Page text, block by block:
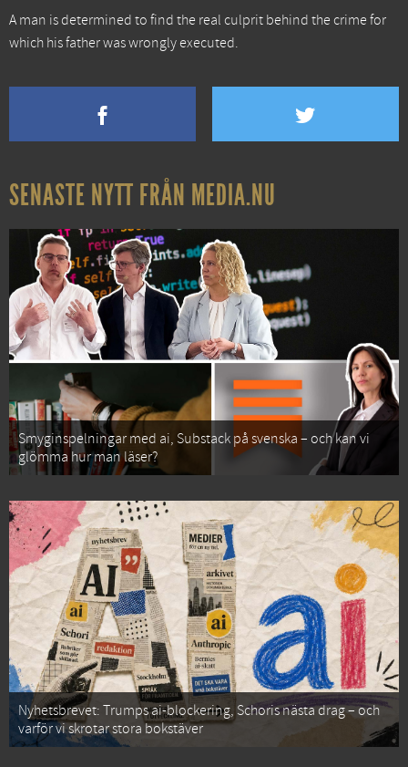
A man is determined to find the real culprit behind the crime for
which his father was wrongly executed.
SENASTE NYTT FRÅN MEDIA.NU
Smyginspelningar med ai, Substack på svenska – och kan vi
glömma hur man läser?
Nyhetsbrevet: Trumps ai-blockering, Schoris nästa drag – och
varför vi skrotar stora bokstäver